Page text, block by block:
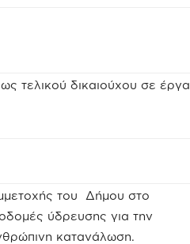
τελικού δικαιούχου σε έργα
του Δήμου στο
ύδρευσης για την
κατανάλωση.